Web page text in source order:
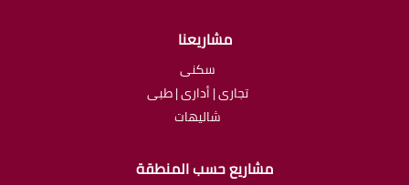
مشاريعنا
سكنى
تجارى | أدارى | طبى
شاليهات
مشاريع حسب المنطقة